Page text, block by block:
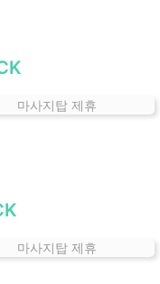
마사지탑 제휴
마사지탑 제휴